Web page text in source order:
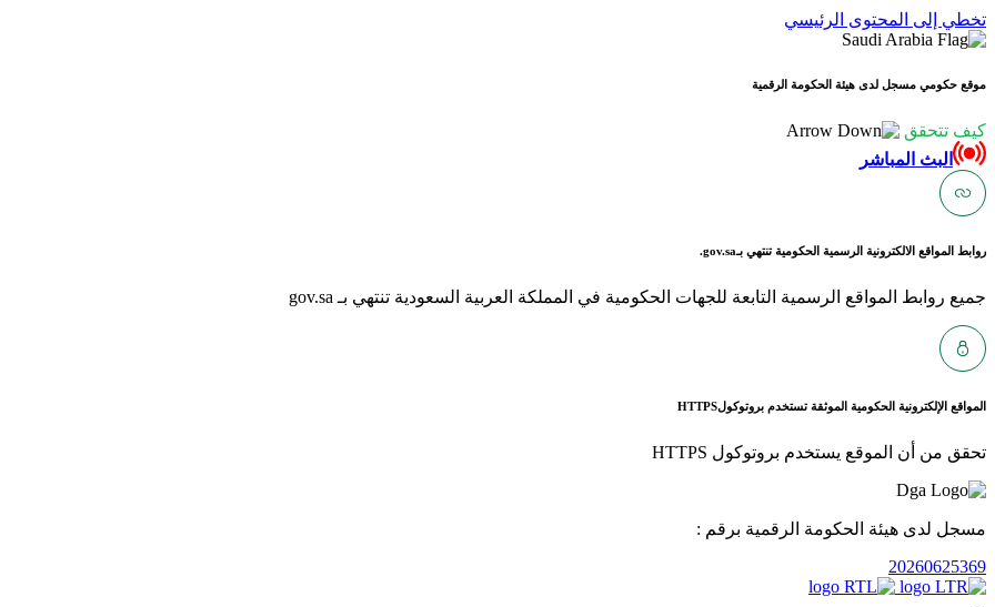
تخطي إلى المحتوى الرئيسي
موقع حكومي مسجل لدى هيئة الحكومة الرقمية
كيف تتحقق
البث المباشر
روابط المواقع الالكترونية الرسمية الحكومية تنتهي بـgov.sa.
جميع روابط المواقع الرسمية التابعة للجهات الحكومية في المملكة العربية السعودية تنتهي بـ gov.sa
المواقع الإلكترونية الحكومية الموثقة تستخدم بروتوكولHTTPS
تحقق من أن الموقع يستخدم بروتوكول HTTPS
مسجل لدى هيئة الحكومة الرقمية برقم :
20260625369